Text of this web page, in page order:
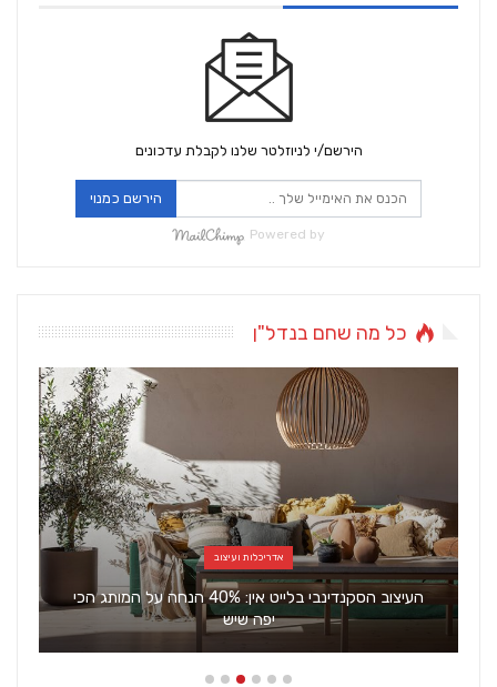
הירשם/י לניוזלטר שלנו לקבלת עדכונים
הירשם כמנוי
Powered by
כל מה שחם בנדל"ן
אדריכלות ועיצוב
העיצוב הסקנדינבי בלייט אין: 40% הנחה על המותג הכי
יפה שיש